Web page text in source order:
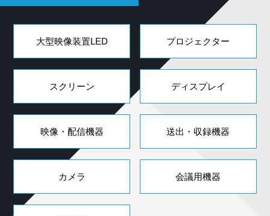
大型映像装置LED プロジェクター
スクリーン ディスプレイ
映像・配信機器 送出・収録機器
カメラ 会議用機器